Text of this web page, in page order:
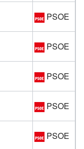
PSOE
PSOE
PSOE
PSOE
PSOE